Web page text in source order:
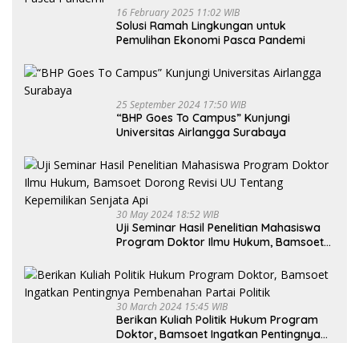
16 February 2025 11:02 WIB
Solusi Ramah Lingkungan untuk
Pemulihan Ekonomi Pasca Pandemi
25 September 2024 17:50 WIB
“BHP Goes To Campus” Kunjungi
Universitas Airlangga Surabaya
30 May 2024 18:52 WIB
Uji Seminar Hasil Penelitian Mahasiswa
Program Doktor Ilmu Hukum, Bamsoet
Senjata Api
30 March 2024 15:45 WIB
Berikan Kuliah Politik Hukum Program
Doktor, Bamsoet Ingatkan Pentingnya